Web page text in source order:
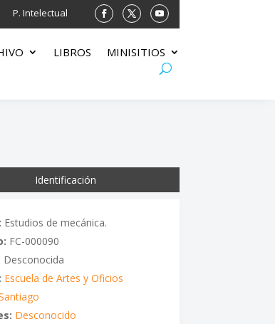
P. Intelectual
LIBROS MINISITIOS
Identificación
Estudios de mecánica.
FC-000090
Desconocida
Escuela de Artes y Oficios
Desconocido